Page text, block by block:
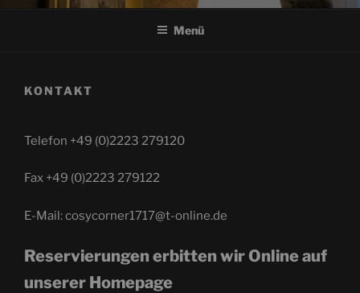
Menü
KONTAKT
Telefon +49 (0)2223 279120
Fax +49 (0)2223 279122
E-Mail: cosycorner1717@t-online.de
Reservierungen erbitten wir Online auf
unserer Homepage